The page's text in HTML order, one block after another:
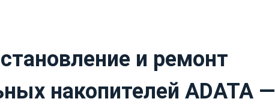
и ремонт
накопителей ADATA —